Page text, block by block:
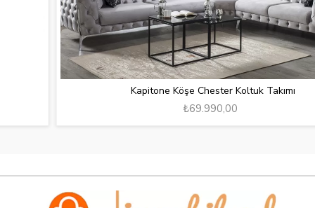
Kapitone Köşe Chester Koltuk Takımı
₺69.990,00